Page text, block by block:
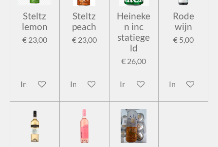
Steltz
lemon
€ 23,00
In winkelwagen
Steltz
peach
€ 23,00
In winkelwagen
Heineke
n inc
statiege
ld
€ 26,00
In winkelwagen
Rode
wijn
€ 5,00
In